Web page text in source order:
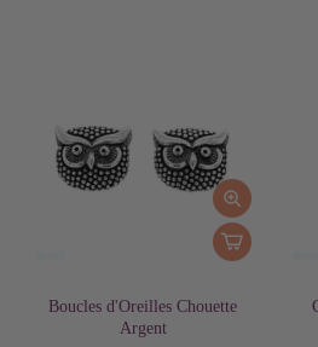
Boucles d'Oreilles Chouette
Argent